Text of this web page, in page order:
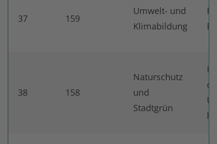
37 159
Umwelt- und
Klimabildung
38 158
Naturschutz
und
Stadtgrün